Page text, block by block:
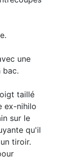
une
bac.
taillé
ex-nihilo
sur le
qu'il
tiroir.